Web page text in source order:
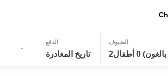
-
الدفع
تاريخ المغادرة
الضيوف